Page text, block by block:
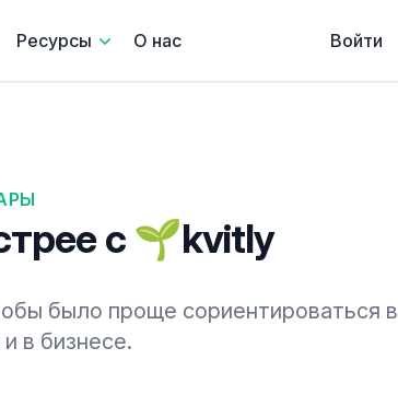
Ресурсы О нас Войти
с 🌱kvitly
было проще сориентироваться в
в бизнесе.